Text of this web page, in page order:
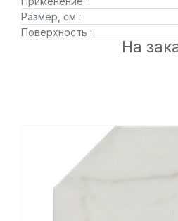
Размер, см :
Поверхность :
На